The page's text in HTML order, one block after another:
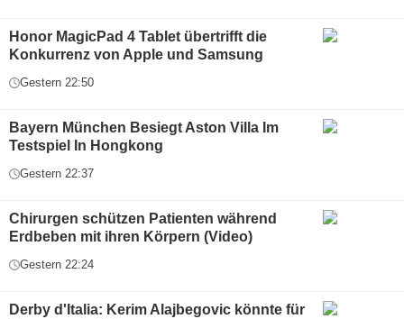
Honor MagicPad 4 Tablet übertrifft die
Konkurrenz von Apple und Samsung
Gestern 22:50
Bayern München Besiegt Aston Villa Im
Testspiel In Hongkong
Gestern 22:37
Chirurgen schützen Patienten während
Erdbeben mit ihren Körpern (Video)
Gestern 22:24
Derby d'Italia: Kerim Alajbegovic könnte für